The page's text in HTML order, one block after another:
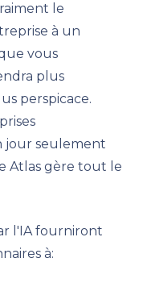
le
à un
vous
plus
perspicace.
jour seulement
Atlas gère tout le
l'IA fourniront
à: